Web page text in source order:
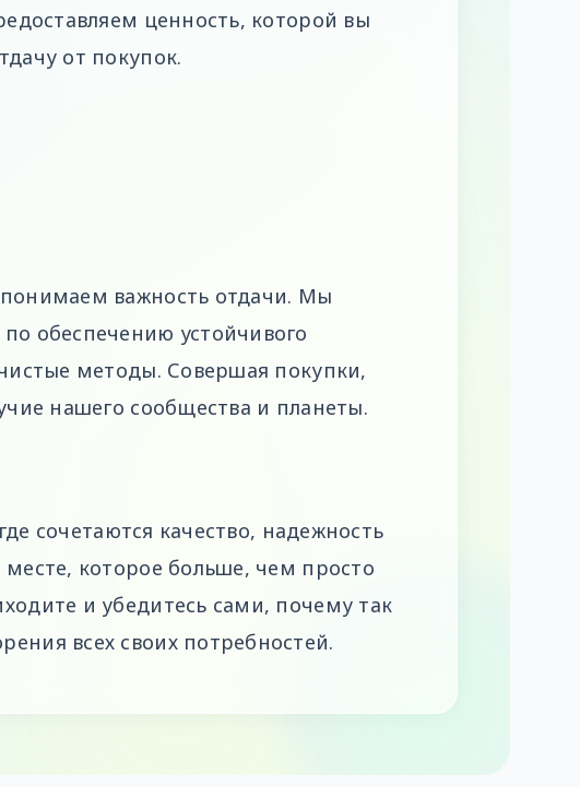
ценность, которой вы
от покупок.
важность отдачи. Мы
обеспечению устойчивого
методы. Совершая покупки,
нашего сообщества и планеты.
сочетаются качество, надежность
которое больше, чем просто
и убедитесь сами, почему так
всех своих потребностей.